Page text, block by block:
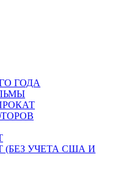
ГОДА
УЧЕТА США И